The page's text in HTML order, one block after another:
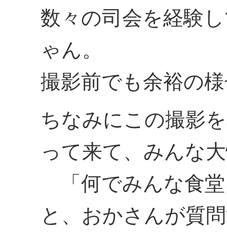
数々の司会を経験
ゃん。
撮影前でも余裕の
ちなみにこの撮影
って来て、みんな
「何でみんな食
と、おかさんが質